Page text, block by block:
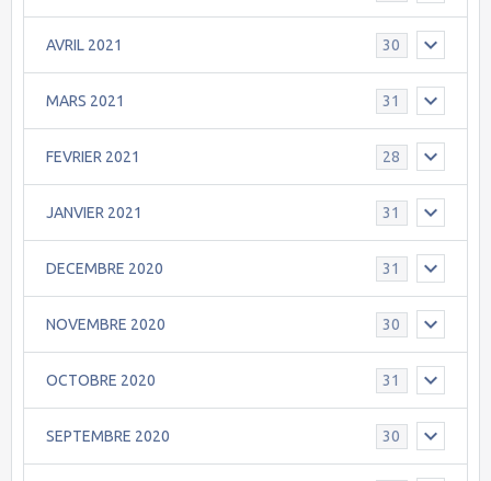
AVRIL 2021 30
MARS 2021 31
FEVRIER 2021 28
JANVIER 2021 31
DECEMBRE 2020 31
NOVEMBRE 2020 30
OCTOBRE 2020 31
SEPTEMBRE 2020 30